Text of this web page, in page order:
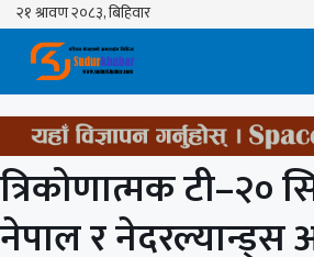
Skip
content
त्रिकोणात्मक टी–२०
नेपाल र